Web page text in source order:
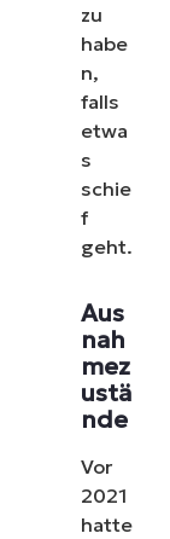
zu
habe
n,
falls
etwa
s
schie
f
geht.
Aus
nah
mez
ustä
nde
Vor
2021
hatte
Sehen Sie